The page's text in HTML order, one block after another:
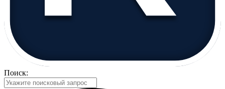
Поиск: